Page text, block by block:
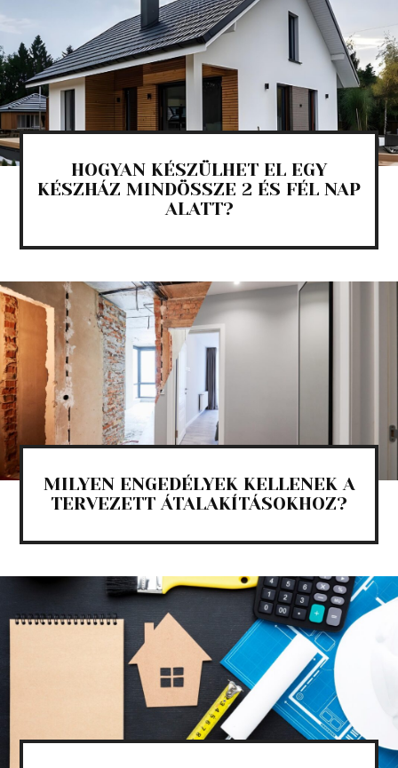
HOGYAN KÉSZÜLHET EL EGY
KÉSZHÁZ MINDÖSSZE 2 ÉS FÉL NAP
ALATT?
MILYEN ENGEDÉLYEK KELLENEK A
TERVEZETT ÁTALAKÍTÁSOKHOZ?